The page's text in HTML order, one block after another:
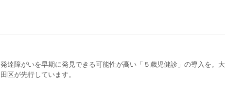
発達障がいを早期に発見できる可能性が高い「５歳児健診」の導入を。大
田区が先行しています。